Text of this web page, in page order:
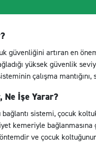
güvenliğini artıran en
yüksek güvenlik
çalışma
Ne İşe Yarar?
sistemi, çocuk
kemeriyle
ve çocuk